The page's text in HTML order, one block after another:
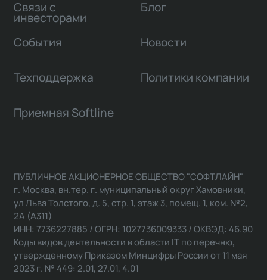
Связи с
инвесторами
Блог
События Новости
Техподдержка Политики компании
Приемная Softline
ПУБЛИЧНОЕ АКЦИОНЕРНОЕ ОБЩЕСТВО "СОФТЛАЙН"
г. Москва, вн.тер. г. муниципальный округ Хамовники,
ул Льва Толстого, д. 5, стр. 1, этаж 3, помещ. 1, ком. №2,
2А (А311)
ИНН: 7736227885 / ОГРН: 1027736009333 / ОКВЭД: 46.90
Коды видов деятельности в области IT по перечню,
утвержденному Приказом Минцифры России от 11 мая
2023 г. № 449: 2.01, 27.01, 4.01